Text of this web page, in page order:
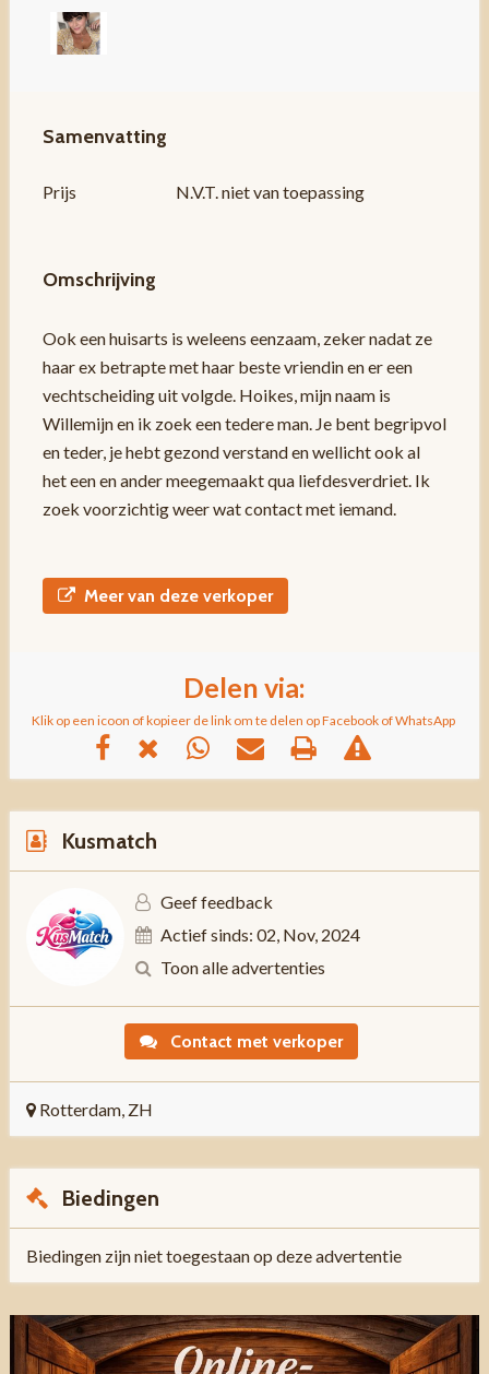
Samenvatting
Prijs N.V.T. niet van toepassing
Omschrijving
Ook een huisarts is weleens eenzaam, zeker nadat ze
haar ex betrapte met haar beste vriendin en er een
vechtscheiding uit volgde. Hoikes, mijn naam is
Willemijn en ik zoek een tedere man. Je bent begripvol
en teder, je hebt gezond verstand en wellicht ook al
het een en ander meegemaakt qua liefdesverdriet. Ik
zoek voorzichtig weer wat contact met iemand.
Meer van deze verkoper
Delen via:
Klik op een icoon of kopieer de link om te delen op Facebook of WhatsApp
Kusmatch
Geef feedback
Actief sinds: 02, Nov, 2024
Toon alle advertenties
Contact met verkoper
Rotterdam, ZH
Biedingen
Biedingen zijn niet toegestaan op deze advertentie